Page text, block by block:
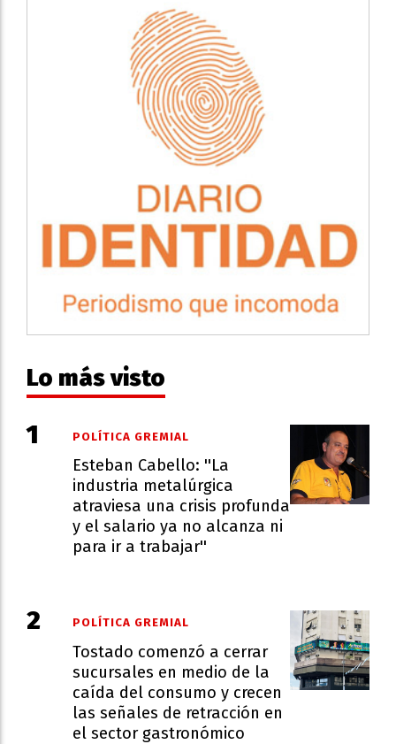
Lo más visto
Esteban Cabello: ''La
industria metalúrgica
atraviesa una crisis profunda
y el salario ya no alcanza ni
para ir a trabajar''
POLÍTICA GREMIAL
Tostado comenzó a cerrar
sucursales en medio de la
caída del consumo y crecen
las señales de retracción en
el sector gastronómico
POLÍTICA GREMIAL